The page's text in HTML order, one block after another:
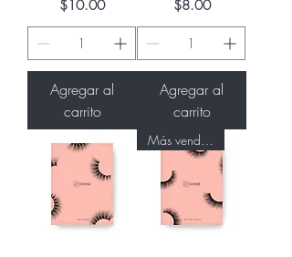
Precio
$10.00
Agregar al
carrito
Precio
$8.00
Agregar al
carrito
Más vendido